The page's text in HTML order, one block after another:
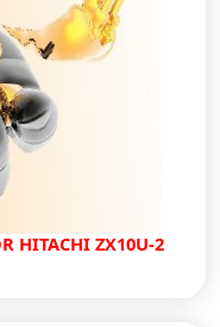
HITACHI ZX10U-2